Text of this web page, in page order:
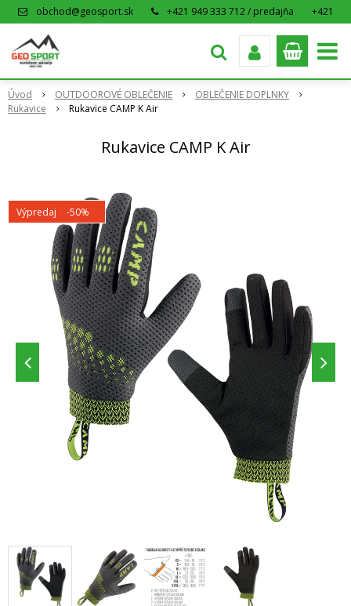
obchod@geosport.sk +421 949 333 712 / predajňa
+421
Úvod OUTDOOROVÉ OBLEČENIE
OBLEČENIE DOPLNKY
Rukavice
Rukavice CAMP K Air
Rukavice CAMP K Air
Výpredaj -50%